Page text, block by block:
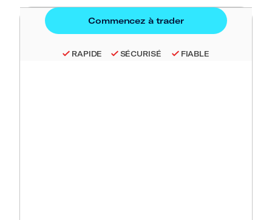
RAPIDE SÉCURISÉ FIABLE